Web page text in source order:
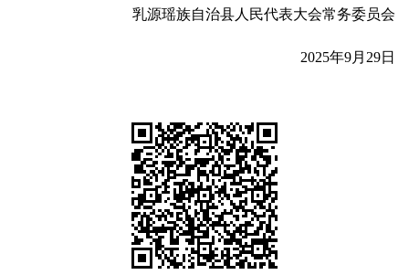
乳源瑶族自治县人民代表大会常务委员会
2025年9月29日